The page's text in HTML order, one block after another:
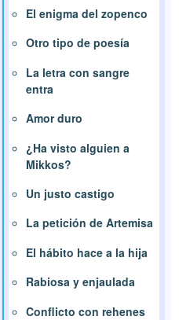
El enigma del zopenco
Otro tipo de poesía
La letra con sangre
entra
Amor duro
¿Ha visto alguien a
Mikkos?
Un justo castigo
La petición de Artemisa
El hábito hace a la hija
Rabiosa y enjaulada
Conflicto con rehenes